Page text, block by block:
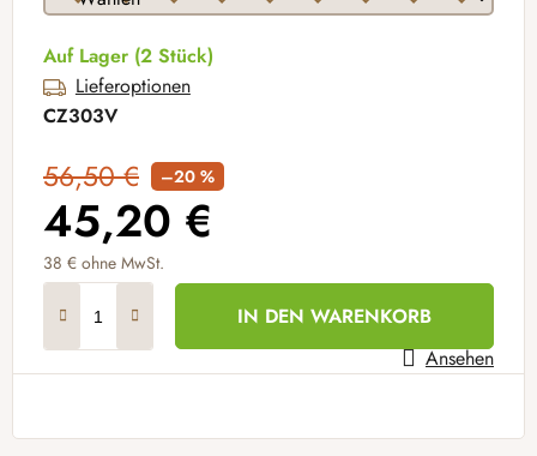
Auf Lager (2 Stück)
Lieferoptionen
CZ303V
56,50 € –20 %
45,20 €
38 € ohne MwSt.
IN DEN WARENKORB
Ansehen